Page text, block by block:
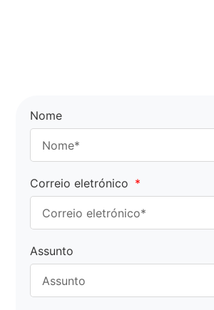
Nome
Correio eletrónico
Assunto